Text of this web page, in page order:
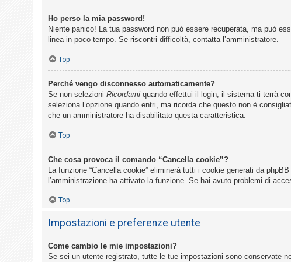
Ho perso la mia password!
Niente panico! La tua password non può essere recuperata, ma può
linea in poco tempo. Se riscontri difficoltà, contatta l’amministratore.
Top
Perché vengo disconnesso automaticamente?
Se non selezioni Ricordami quando effettui il login, il sistema ti terrà
seleziona l’opzione quando entri, ma ricorda che questo non è
che un amministratore ha disabilitato questa caratteristica.
Top
Che cosa provoca il comando “Cancella cookie”?
La funzione “Cancella cookie” eliminerà tutti i cookie generati da
l’amministrazione ha attivato la funzione. Se hai avuto problemi di
Top
Impostazioni e preferenze utente
Come cambio le mie impostazioni?
Se sei un utente registrato, tutte le tue impostazioni sono conservate